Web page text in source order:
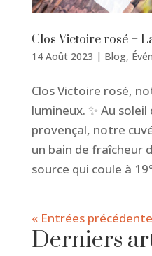
Clos Victoire rosé –
14 Août 2023 | Blog,
Clos Victoire rosé,
lumineux. ✨ Au soleil
provençal, notre
un bain de fraîcheur
source qui coule à
« Entrées
Derniers